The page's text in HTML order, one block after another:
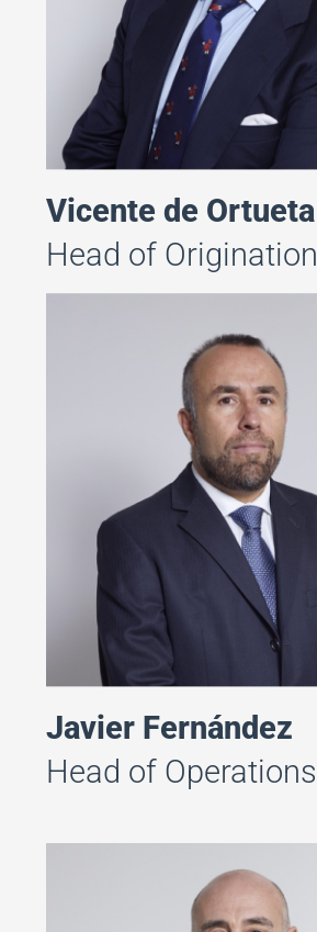
Vicente de Ortueta
Head of Origination
Javier Fernández
Head of Operations